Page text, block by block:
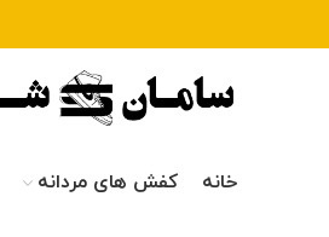
خانه کفش های مردانه